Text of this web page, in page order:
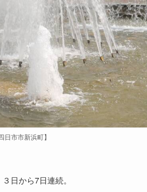
市市新浜町】
日から7日連続。